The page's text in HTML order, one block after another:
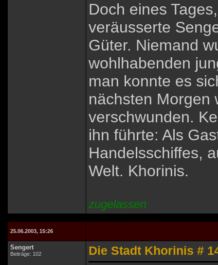
Doch eines
veräusserte
Güter. Niemand
wohlhabenden
man konnte es
nächsten Morgen
verschwunden.
ihn führte: Als
Handelsschiffes,
Welt. Khorinis.
zugelassen
25.06.2003, 15:26
Sengert
Beiträge: 102 Die Stadt Khorinis #